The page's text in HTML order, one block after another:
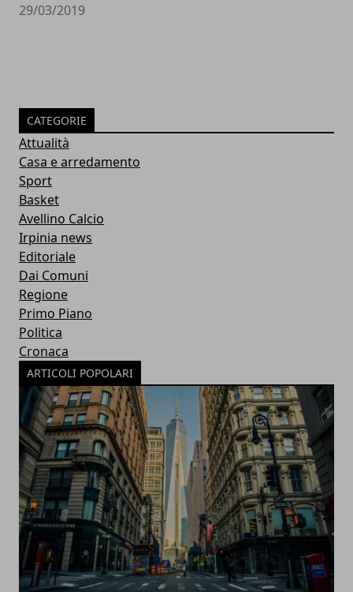
29/03/2019
CATEGORIE
Attualità
Casa e arredamento
Sport
Basket
Avellino Calcio
Irpinia news
Editoriale
Dai Comuni
Regione
Primo Piano
Politica
Cronaca
ARTICOLI POPOLARI